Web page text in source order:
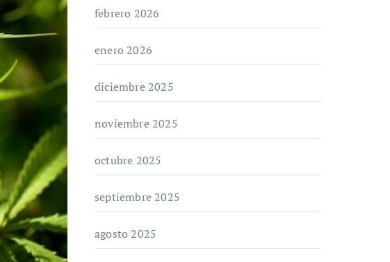
febrero 2026
enero 2026
diciembre 2025
noviembre 2025
octubre 2025
septiembre 2025
agosto 2025